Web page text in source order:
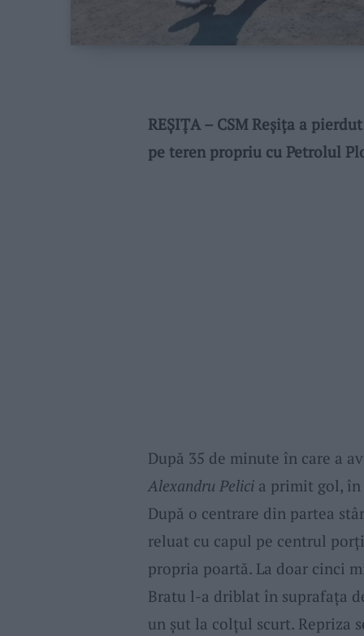
REȘIȚA – CSM Reșița a
pe teren propriu cu Petrolul
După 35 de minute în care a
Alexandru Pelicia primit gol, în
După o centrare din partea
reluat cu capul pe centrul
propria poartă. La doar cinci
Bratu l-a driblat în suprafața
un șut la colțul scurt. Repriza